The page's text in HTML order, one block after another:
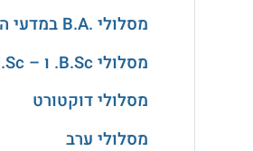
מסלולי .B.A במדעי הרוח והאמנויות
מסלולי B.Sc. ו – M.Sc. במדעים
מסלולי דוקטורט
מסלולי ערב